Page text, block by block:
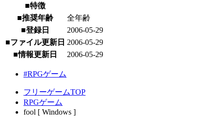
■特徴
■推奨年齢
全年齢
■登録日
2006-05-29
■ファイル更新日 2006-05-29
■情報更新日
2006-05-29
#RPGゲーム
フリーゲームTOP
RPGゲーム
fool [ Windows ]